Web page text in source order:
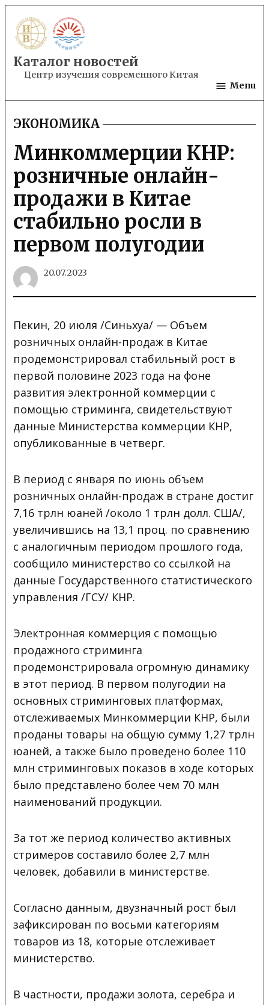
to
content
Каталог новостей
Центр изучения современного Китая
Menu
POSTED
IN
ЭКОНОМИКА
Минкоммерции КНР:
розничные онлайн-
продажи в Китае
стабильно росли в
первом полугодии
20.07.2023
Пекин, 20 июля /Синьхуа/ — Объем
розничных онлайн-продаж в Китае
продемонстрировал стабильный рост в
первой половине 2023 года на фоне
развития электронной коммерции с
помощью стриминга, свидетельствуют
данные Министерства коммерции КНР,
опубликованные в четверг.
В период с января по июнь объем
розничных онлайн-продаж в стране достиг
7,16 трлн юаней /около 1 трлн долл. США/,
увеличившись на 13,1 проц. по сравнению
с аналогичным периодом прошлого года,
сообщило министерство со ссылкой на
данные Государственного статистического
управления /ГСУ/ КНР.
Электронная коммерция с помощью
продажного стриминга
продемонстрировала огромную динамику
в этот период. В первом полугодии на
основных стриминговых платформах,
отслеживаемых Минкоммерции КНР, были
проданы товары на общую сумму 1,27 трлн
юаней, а также было проведено более 110
млн стриминговых показов в ходе которых
было представлено более чем 70 млн
наименований продукции.
За тот же период количество активных
стримеров составило более 2,7 млн
человек, добавили в министерстве.
Согласно данным, двузначный рост был
зафиксирован по восьми категориям
товаров из 18, которые отслеживает
министерство.
В частности, продажи золота, серебра и